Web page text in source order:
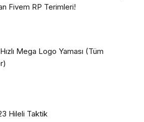
Fivem RP Terimleri!
Mega Logo Yaması (Tüm
Hileli Taktik